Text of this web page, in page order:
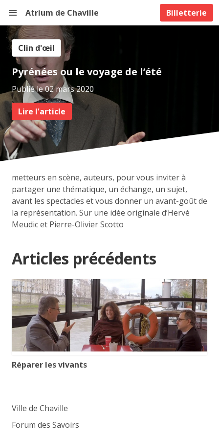
Atrium de Chaville Billetterie
Clin d'œil
Pyrénées ou le voyage de l’été
Publié le 02 mars 2020
Lire l'article
metteurs en scène, auteurs, pour vous inviter à
partager une thématique, un échange, un sujet,
avant les spectacles et vous donner un avant-goût de
la représentation. Sur une idée originale d’Hervé
Meudic et Pierre-Olivier Scotto
Articles précédents
Réparer les vivants
Ville de Chaville
Forum des Savoirs